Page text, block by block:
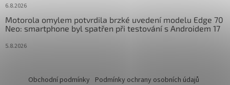
6.8.2026
Motorola omylem potvrdila brzké uvedení modelu Edge 70
Neo: smartphone byl spatřen při testování s Androidem 17
5.8.2026
Obchodní podmínky Podmínky ochrany osobních údajů